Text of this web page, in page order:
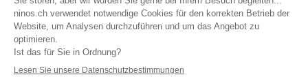
Hilfe
Kontakt